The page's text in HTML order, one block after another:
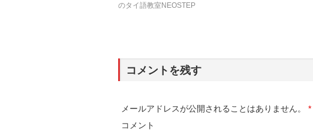
のタイ語教室NEOSTEP
コメントを残す
メールアドレスが公開されることはありません。 *
コメント